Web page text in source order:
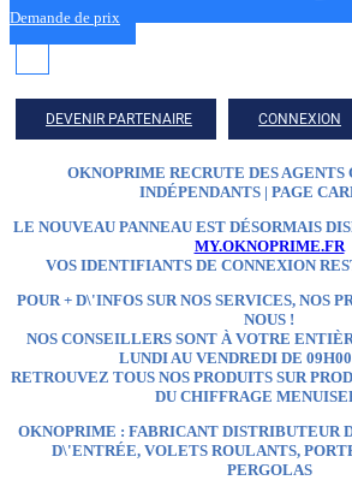
Demande de prix
DEVENIR PARTENAIRE CONNEXION
OKNOPRIME RECRUTE DES
INDÉPENDANTS | PAGE
LE NOUVEAU PANNEAU EST DÉSORMAIS
MY.OKNOPRIME.FR
VOS IDENTIFIANTS DE CONNEXION
POUR + D\'INFOS SUR NOS SERVICES, NOS
NOUS !
NOS CONSEILLERS SONT À VOTRE
LUNDI AU VENDREDI DE
RETROUVEZ TOUS NOS PRODUITS SUR
DU CHIFFRAGE
OKNOPRIME : FABRICANT DISTRIBUTEUR
D\'ENTRÉE, VOLETS ROULANTS,
PERGOLAS